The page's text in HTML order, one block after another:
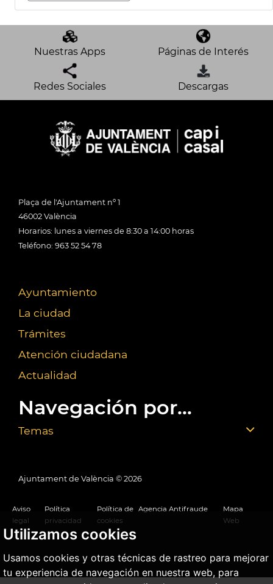
Utilizamos cookies
Usamos cookies y otras técnicas de rastreo para mejorar
tu experiencia de navegación en nuestra web, para
Nuestras Apps Páginas de Interés
Redes Sociales Descargas
Plaça de l'Ajuntament nº 1
46002 València
Horarios: lunes a viernes de 8:30 a 14:00 horas
Teléfono: 963 52 54 78
Ayuntamiento
La ciudad
Trámites
Atención ciudadana
Actualidad
Navegación por...
Temas
Ajuntament de València © 2026
Aviso
legal
Política
privacidad
Política de
cookies
Agencia Antifraude
Mapa
Web